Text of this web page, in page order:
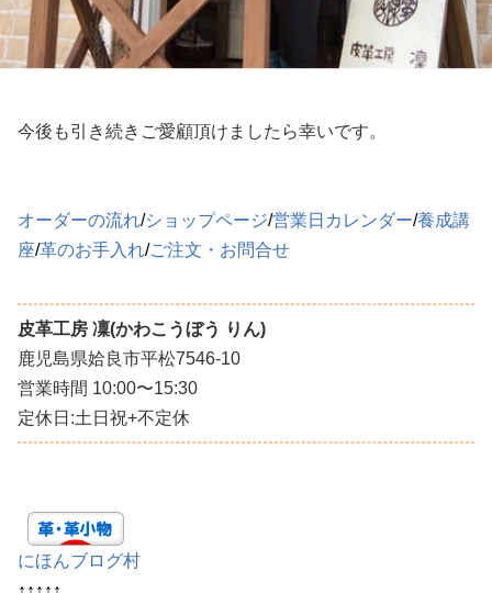
今後も引き続きご愛顧頂けましたら幸いです。
オーダーの流れ/ショップページ/営業日カレンダー/養成講
座/革のお手入れ/ご注文・お問合せ
皮革工房 凜(かわこうぼう りん)
鹿児島県姶良市平松7546-10
営業時間 10:00〜15:30
定休日:土日祝+不定休
にほんブログ村